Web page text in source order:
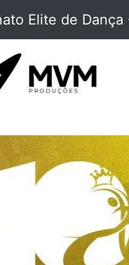
Elite de Dança